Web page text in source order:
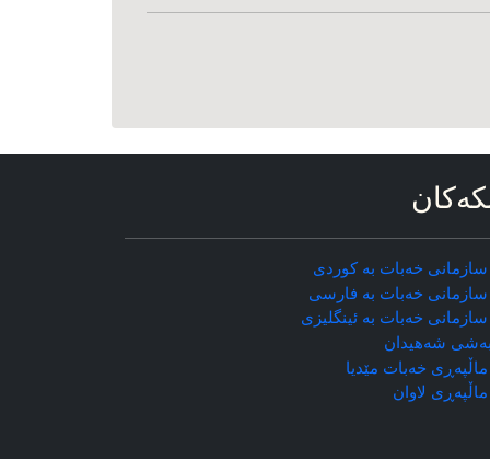
سازمانی خه‌بات به کوردی
سازمانی خه‌بات به فارسی
سازمانی خه‌بات به ئینگلیزی
شه‌هیدان
خه‌بات مێدیا
ماڵپه‌ڕی لاوان